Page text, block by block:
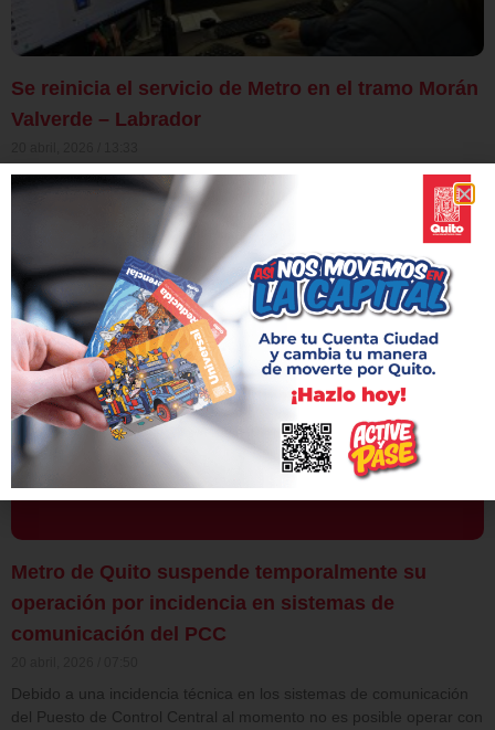
Se reinicia el servicio de Metro en el tramo Morán
Valverde – Labrador
Metro reinició la operación desde las 11h40 en el tramo entre
Morán Valverde y Labrador, una vez restablecidos los sistemas de
Leer más »
Metro de Quito suspende temporalmente su
operación por incidencia en sistemas de
comunicación del PCC
Debido a una incidencia técnica en los sistemas de comunicación
del Puesto de Control Central al momento no es posible operar con